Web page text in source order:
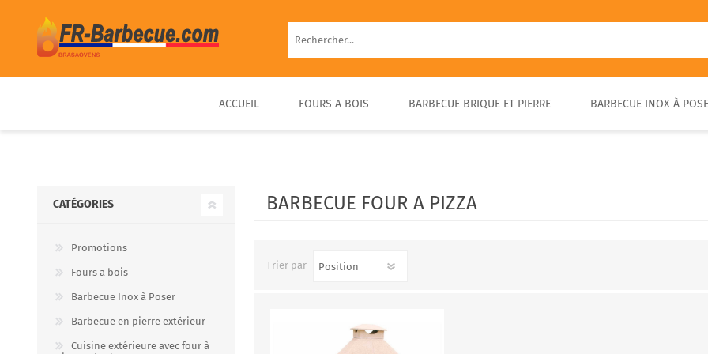
ACCUEIL FOURS A BOIS
D’EXTÉRIEUR COMPACT &
PORTABLE
PRÊT À UTILISER
BRASA
BARBECUE BRIQUE ET PIERRE BARBECUE INOX À
BARBECUE FOUR A PIZZA
Trier par
CATÉGORIES
Promotions
Fours a bois
Barbecue Inox à Poser
Barbecue en pierre extérieur
Cuisine extérieure avec four à